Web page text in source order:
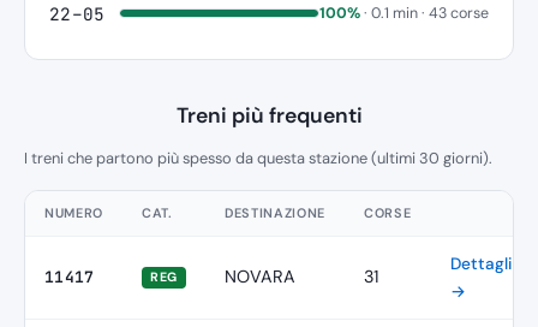
22–05 100%· 0.1 min · 43 corse
Treni più frequenti
I treni che partono più spesso da questa stazione (ultimi 30 giorni).
NUMERO CAT. DESTINAZIONE CORSE
11417 REG NOVARA 31
Dettagli
→